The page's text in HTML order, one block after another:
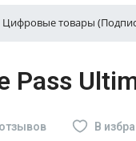
для Sony PS4
Цифровые товары
Pass
В